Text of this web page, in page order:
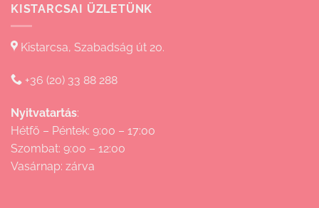
KISTARCSAI ÜZLETÜNK
Kistarcsa, Szabadság út 20.
+36 (20) 33 88 288
Nyitvatartás:
Hétfő – Péntek: 9:00 – 17:00
Szombat: 9:00 – 12:00
Vasárnap: zárva